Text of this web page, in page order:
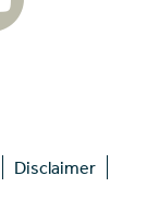
Disclaimer